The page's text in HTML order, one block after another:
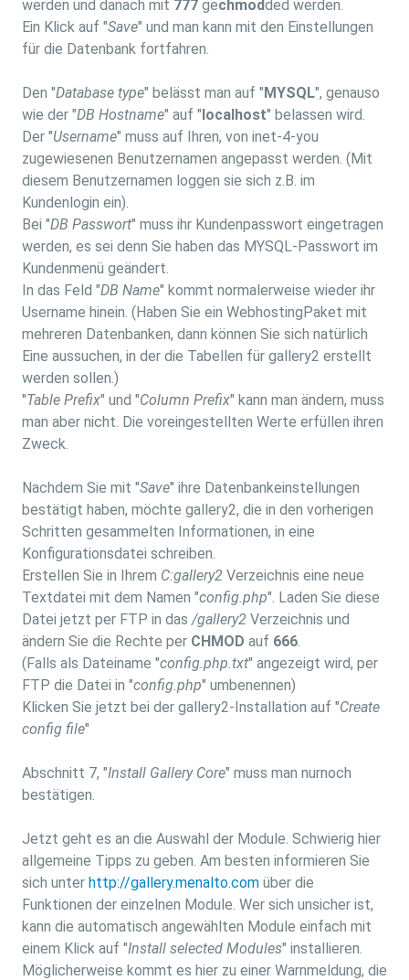
werden und danach mit 777 gechmodded werden.
Ein Klick auf "Save" und man kann mit den Einstellungen
für die Datenbank fortfahren.
Den "Database type" belässt man auf "MYSQL", genauso
wie der "DB Hostname" auf "localhost" belassen wird.
Der "Username" muss auf Ihren, von inet-4-you
zugewiesenen Benutzernamen angepasst werden. (Mit
diesem Benutzernamen loggen sie sich z.B. im
Kundenlogin ein).
Bei "DB Passwort" muss ihr Kundenpasswort eingetragen
werden, es sei denn Sie haben das MYSQL-Passwort im
Kundenmenü geändert.
In das Feld "DB Name" kommt normalerweise wieder ihr
Username hinein. (Haben Sie ein WebhostingPaket mit
mehreren Datenbanken, dann können Sie sich natürlich
Eine aussuchen, in der die Tabellen für gallery2 erstellt
werden sollen.)
"Table Prefix" und "Column Prefix" kann man ändern, muss
man aber nicht. Die voreingestellten Werte erfüllen ihren
Zweck.
Nachdem Sie mit "Save" ihre Datenbankeinstellungen
bestätigt haben, möchte gallery2, die in den vorherigen
Schritten gesammelten Informationen, in eine
Konfigurationsdatei schreiben.
Erstellen Sie in Ihrem C:gallery2 Verzeichnis eine neue
Textdatei mit dem Namen "config.php". Laden Sie diese
Datei jetzt per FTP in das /gallery2 Verzeichnis und
ändern Sie die Rechte per CHMOD auf 666.
(Falls als Dateiname "config.php.txt" angezeigt wird, per
FTP die Datei in "config.php" umbenennen)
Klicken Sie jetzt bei der gallery2-Installation auf "Create
config file"
Abschnitt 7, "Install Gallery Core" muss man nurnoch
bestätigen.
Jetzt geht es an die Auswahl der Module. Schwierig hier
allgemeine Tipps zu geben. Am besten informieren Sie
sich unter http://gallery.menalto.com über die
Funktionen der einzelnen Module. Wer sich unsicher ist,
kann die automatisch angewählten Module einfach mit
einem Klick auf "Install selected Modules" installieren.
Möglicherweise kommt es hier zu einer Warnmeldung, die